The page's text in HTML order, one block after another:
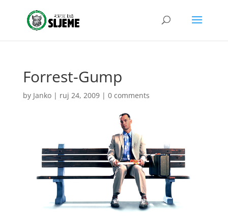
Forrest-Gump
by Janko| ruj 24, 2009| 0 comments